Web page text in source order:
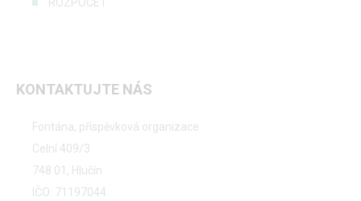
ROZPOČET
KONTAKTUJTE NÁS
Fontána, příspěvková organizace
Celní 409/3
748 01, Hlučín
IČO: 71197044